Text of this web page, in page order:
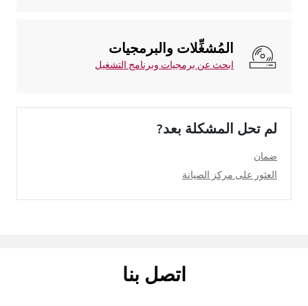
المُشغِّلات والبرمجيات
ابحث عن برمجيات وبرنامج التشغيل
لم تحل المشكلة بعد?
ضمان
العثور على مركز الصيانة
اتصل بنا